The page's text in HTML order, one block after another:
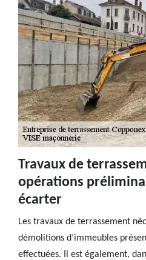
Travaux de
opérations
écarter
Les travaux de terrassement
démolitions d’immeubles
effectuées. Il est également,